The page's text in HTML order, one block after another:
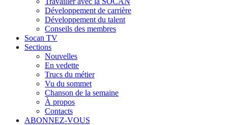
Développement de carrière
Développement du talent
Conseils des membres
Socan TV
Sections
Nouvelles
En vedette
Trucs du métier
Vu du sommet
Chanson de la semaine
À propos
Contacts
ABONNEZ-VOUS